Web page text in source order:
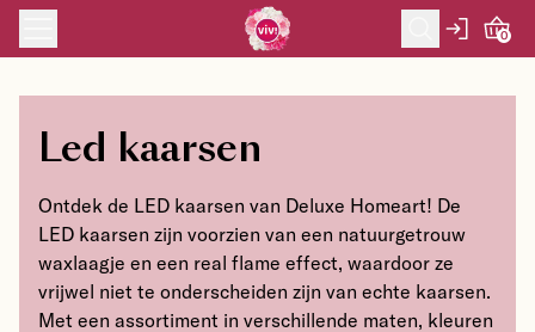
Skip to content
0
Led kaarsen
Ontdek de LED kaarsen van Deluxe Homeart! De
LED kaarsen zijn voorzien van een natuurgetrouw
waxlaagje en een real flame effect, waardoor ze
vrijwel niet te onderscheiden zijn van echte kaarsen.
Met een assortiment in verschillende maten, kleuren